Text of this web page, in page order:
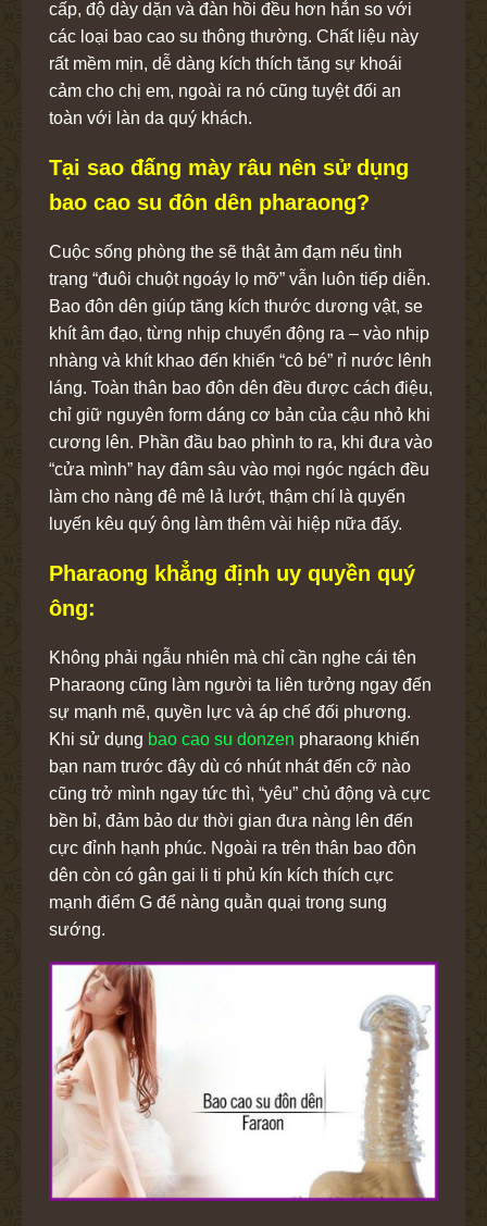
cấp, độ dày dặn và đàn hồi đều hơn hẳn so với
các loại bao cao su thông thường. Chất liệu này
rất mềm mịn, dễ dàng kích thích tăng sự khoái
cảm cho chị em, ngoài ra nó cũng tuyệt đối an
toàn với làn da quý khách.
Tại sao đấng mày râu nên sử dụng
bao cao su đôn dên pharaong?
Cuộc sống phòng the sẽ thật ảm đạm nếu tình
trạng “đuôi chuột ngoáy lọ mỡ” vẫn luôn tiếp diễn.
Bao đôn dên giúp tăng kích thước dương vật, se
khít âm đạo, từng nhịp chuyển động ra – vào nhịp
nhàng và khít khao đến khiến “cô bé” rỉ nước lênh
láng. Toàn thân bao đôn dên đều được cách điệu,
chỉ giữ nguyên form dáng cơ bản của cậu nhỏ khi
cương lên. Phần đầu bao phình to ra, khi đưa vào
“cửa mình” hay đâm sâu vào mọi ngóc ngách đều
làm cho nàng đê mê lả lướt, thậm chí là quyến
luyến kêu quý ông làm thêm vài hiệp nữa đấy.
Pharaong khẳng định uy quyền quý
ông:
Không phải ngẫu nhiên mà chỉ cần nghe cái tên
Pharaong cũng làm người ta liên tưởng ngay đến
sự mạnh mẽ, quyền lực và áp chế đối phương.
Khi sử dụng bao cao su donzen pharaong khiến
bạn nam trước đây dù có nhút nhát đến cỡ nào
cũng trở mình ngay tức thì, “yêu” chủ động và cực
bền bỉ, đảm bảo dư thời gian đưa nàng lên đến
cực đỉnh hạnh phúc. Ngoài ra trên thân bao đôn
dên còn có gân gai li ti phủ kín kích thích cực
mạnh điểm G để nàng quằn quại trong sung
sướng.